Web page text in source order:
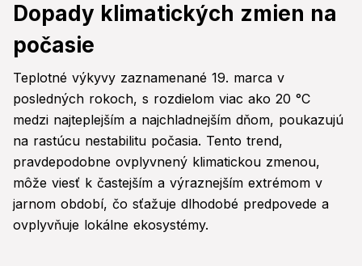
Dopady klimatických zmien na
počasie
Teplotné výkyvy zaznamenané 19. marca v
posledných rokoch, s rozdielom viac ako 20 °C
medzi najteplejším a najchladnejším dňom, poukazujú
na rastúcu nestabilitu počasia. Tento trend,
pravdepodobne ovplyvnený klimatickou zmenou,
môže viesť k častejším a výraznejším extrémom v
jarnom období, čo sťažuje dlhodobé predpovede a
ovplyvňuje lokálne ekosystémy.